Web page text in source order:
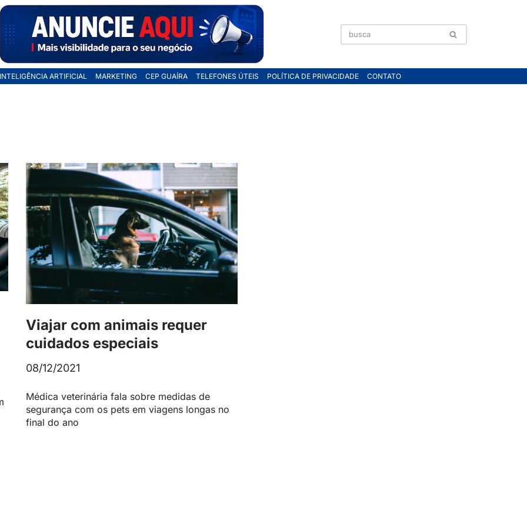
INTELIGÊNCIA ARTIFICIAL MARKETING CEP GUAÍRA TELEFONES ÚTEIS POLÍTICA DE PRIVACIDADE CONTATO
Viajar com animais requer
cuidados especiais
08/12/2021
Médica veterinária fala sobre medidas de
segurança com os pets em viagens longas no
final do ano